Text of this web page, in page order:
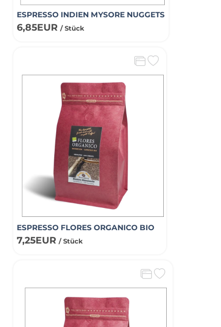
ESPRESSO INDIEN MYSORE NUGGETS
6,85EUR/ Stück
ESPRESSO FLORES ORGANICO BIO
7,25EUR/ Stück